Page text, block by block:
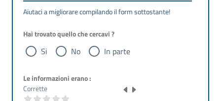
Aiutaci a migliorare compilando il form sottostante!
Hai trovato quello che cercavi ?
Si No In parte
Le informazioni erano :
Corrette